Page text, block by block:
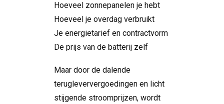
Hoeveel zonnepanelen je hebt
Hoeveel je overdag verbruikt
Je energietarief en contractvorm
De prijs van de batterij zelf
Maar door de dalende
terugleververgoedingen en licht
stijgende stroomprijzen, wordt